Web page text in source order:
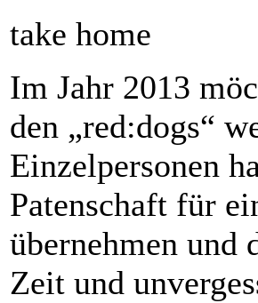
take home
Im Jahr 2013
den „red:dogs“
Einzelpersonen
Patenschaft für
übernehmen und
Zeit und